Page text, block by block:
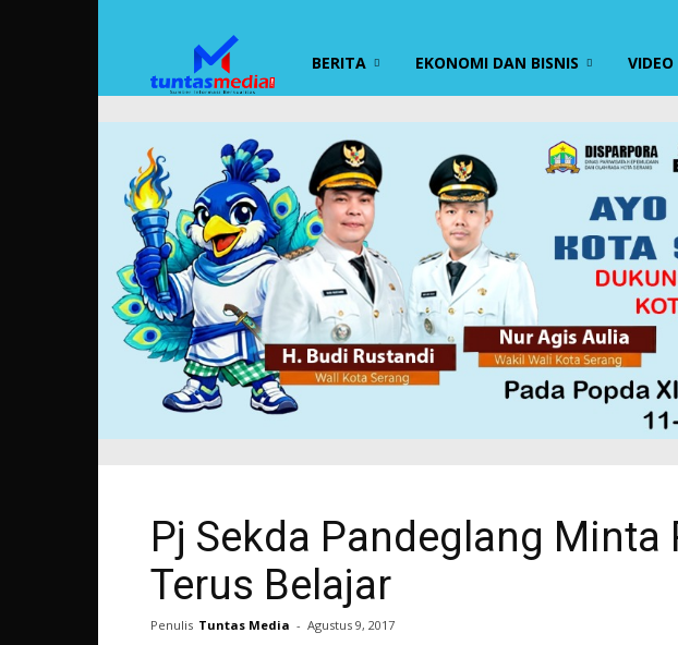
TUNTAS
MEDIA
BERITA EKONOMI DAN BISNIS VIDEO
Pj Sekda Pandeglang Minta
Terus Belajar
Penulis Tuntas Media - Agustus 9, 2017